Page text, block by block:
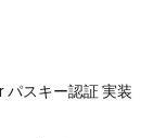
スキー認証 実装